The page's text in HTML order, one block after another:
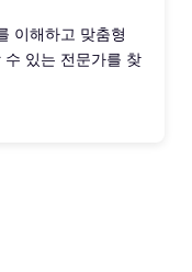
이해하고 맞춤형
있는 전문가를 찾